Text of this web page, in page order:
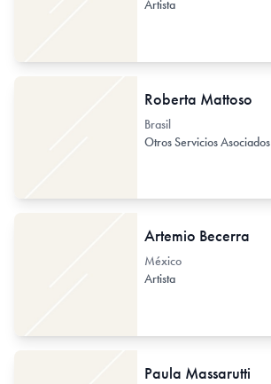
Artista
Roberta Mattoso
Brasil
Otros Servicios Asociados
Artemio Becerra
México
Artista
Paula Massarutti